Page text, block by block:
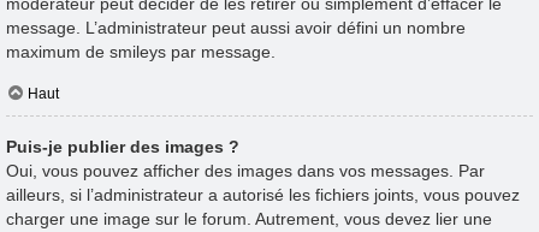
message. L’administrateur peut aussi avoir défini un nombre
maximum de smileys par message.
Haut
Puis-je publier des images ?
Oui, vous pouvez afficher des images dans vos messages. Par
ailleurs, si l’administrateur a autorisé les fichiers joints, vous pouvez
charger une image sur le forum. Autrement, vous devez lier une